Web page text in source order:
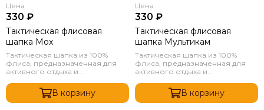
Цена
330 ₽
Тактическая флисовая
шапка Мох
Тактическая шапка из 100%
флиса, предназначенная для
активного отдыха и...
В корзину
Цена
330 ₽
Тактическая флисовая
шапка Мультикам
Тактическая шапка из 100%
флиса, предназначенная для
активного отдыха и...
В корзину